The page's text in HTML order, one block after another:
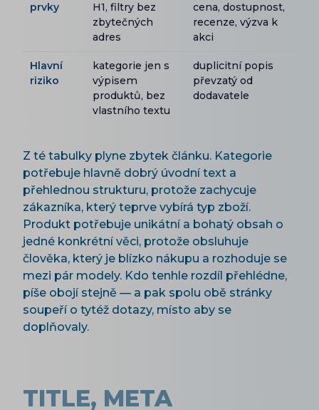
prvky
H1, filtry bez
zbytečných
adres
cena, dostupnost,
recenze, výzva k
akci
Hlavní
riziko
kategorie jen s
výpisem
produktů, bez
vlastního textu
duplicitní popis
převzatý od
dodavatele
Z té tabulky plyne zbytek článku. Kategorie
potřebuje hlavně dobrý úvodní text a
přehlednou strukturu, protože zachycuje
zákazníka, který teprve vybírá typ zboží.
Produkt potřebuje unikátní a bohatý obsah o
jedné konkrétní věci, protože obsluhuje
člověka, který je blízko nákupu a rozhoduje se
mezi pár modely. Kdo tenhle rozdíl přehlédne,
píše obojí stejně — a pak spolu obě stránky
soupeří o tytéž dotazy, místo aby se
doplňovaly.
TITLE, META